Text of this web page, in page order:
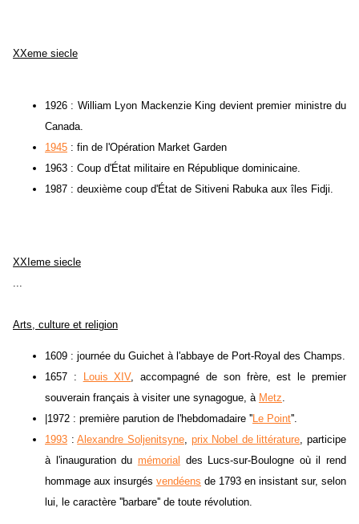
XXeme siecle
1926 : William Lyon Mackenzie King devient premier ministre du
Canada.
1945 : fin de l'Opération Market Garden
1963 : Coup d'État militaire en République dominicaine.
1987 : deuxième coup d'État de Sitiveni Rabuka aux îles Fidji.
XXIeme siecle
...
Arts, culture et religion
1609 : journée du Guichet à l'abbaye de Port-Royal des Champs.
1657 :
Louis XIV, accompagné de son frère, est le premier
souverain français à visiter une synagogue, à Metz.
|1972 : première parution de l'hebdomadaire ''Le Point''.
1993 :Alexandre Soljenitsyne, prix Nobel de littérature, participe
à l'inauguration du mémorial des Lucs-sur-Boulogne où il rend
hommage aux insurgés vendéens de 1793 en insistant sur, selon
lui, le caractère ''barbare'' de toute révolution.